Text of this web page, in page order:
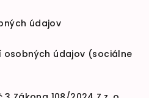
údajov
osobných údajov (sociálne